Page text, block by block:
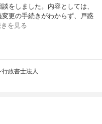
をしました。内容としては、
更の手続きがわからず、戸惑
を見る
政書士法人